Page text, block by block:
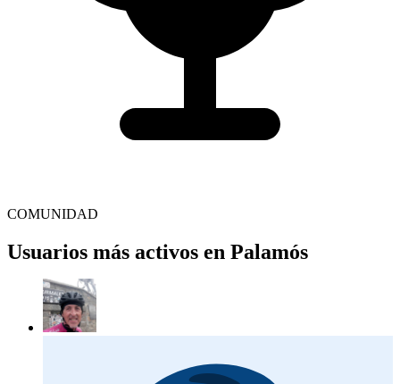
COMUNIDAD
Usuarios más activos en Palamós